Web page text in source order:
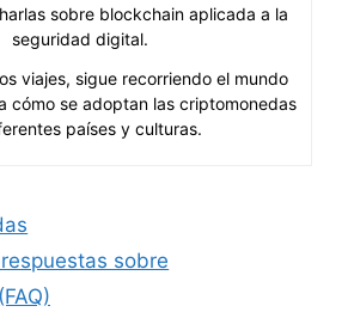
sobre blockchain aplicada a la
seguridad digital.
viajes, sigue recorriendo el mundo
cómo se adoptan las criptomonedas
países y culturas.
sobre